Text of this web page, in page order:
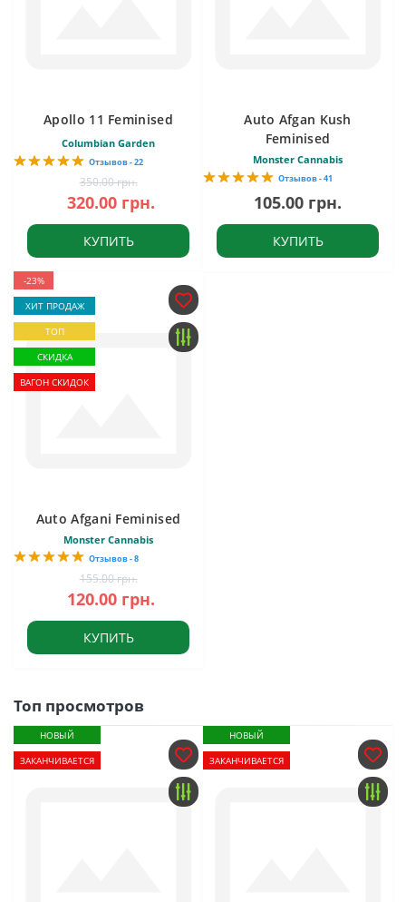
Apollo 11 Feminised
Columbian Garden
Отзывов - 22
350.00 грн.
320.00 грн.
КУПИТЬ
Auto Afgan Kush
Feminised
Monster Cannabis
Отзывов - 41
105.00 грн.
КУПИТЬ
-23%
ХИТ ПРОДАЖ
ТОП
СКИДКА
ВАГОН СКИДОК
Auto Afgani Feminised
Monster Cannabis
Отзывов - 8
155.00 грн.
120.00 грн.
КУПИТЬ
Топ просмотров
НОВЫЙ
ЗАКАНЧИВАЕТСЯ
НОВЫЙ
ЗАКАНЧИВАЕТСЯ